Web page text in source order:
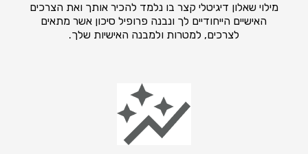
מילוי שאלון דיגיטלי קצר בו נלמד להכיר אותך ואת הצרכים
האישיים הייחודיים לך ונבנה פרופיל סיכון אשר מתאים
לצרכים, למטרות ולמבנה האישיות שלך.